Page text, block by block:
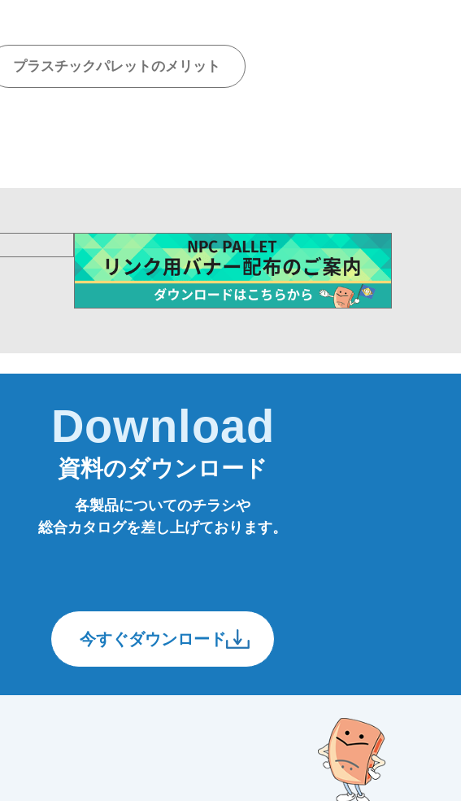
プラスチックパレットのメリット
Download
資料のダウンロード
各製品についてのチラシや
総合カタログを差し上げております。
今すぐダウンロード